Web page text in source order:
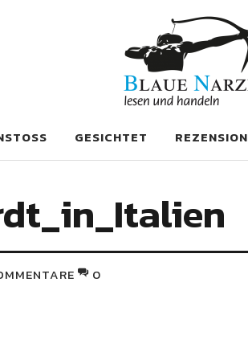
GESICHTET REZENSION
0